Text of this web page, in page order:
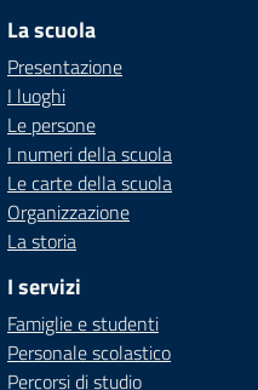
La scuola
Presentazione
I luoghi
Le persone
I numeri della scuola
Le carte della scuola
Organizzazione
La storia
I servizi
Famiglie e studenti
Personale scolastico
Percorsi di studio